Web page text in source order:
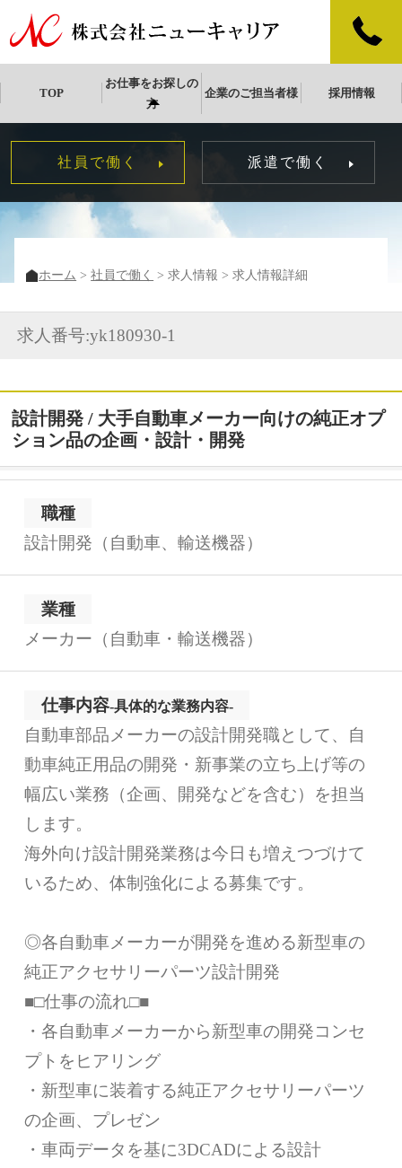
TOP
お仕事をお探しの
方
企業のご担当者様 採用情報
社員で働く 派遣で働く
ホーム 社員で働く 求人情報 求人情報詳細
求人番号:yk180930-1
設計開発 / 大手自動車メーカー向けの純正オプ
ション品の企画・設計・開発
職種
設計開発（自動車、輸送機器）
業種
メーカー（自動車・輸送機器）
仕事内容-具体的な業務内容-
自動車部品メーカーの設計開発職として、自
動車純正用品の開発・新事業の立ち上げ等の
幅広い業務（企画、開発などを含む）を担当
します。
海外向け設計開発業務は今日も増えつづけて
いるため、体制強化による募集です。
◎各自動車メーカーが開発を進める新型車の
純正アクセサリーパーツ設計開発
■□仕事の流れ□■
・各自動車メーカーから新型車の開発コンセ
プトをヒアリング
・新型車に装着する純正アクセサリーパーツ
の企画、プレゼン
・車両データを基に3DCADによる設計